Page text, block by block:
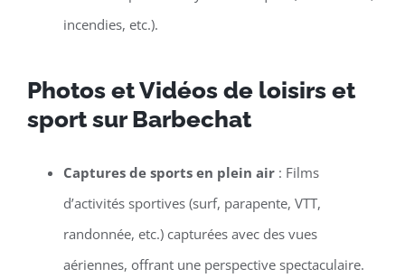
incendies, etc.).
Photos et Vidéos de loisirs et
sport sur Barbechat
Captures de sports en plein air: Films
d’activités sportives (surf, parapente, VTT,
randonnée, etc.) capturées avec des vues
aériennes, offrant une perspective spectaculaire.